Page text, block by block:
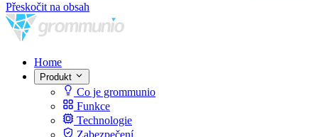
Přeskočit na obsah
Home
Produkt
Co je grommunio
Funkce
Technologie